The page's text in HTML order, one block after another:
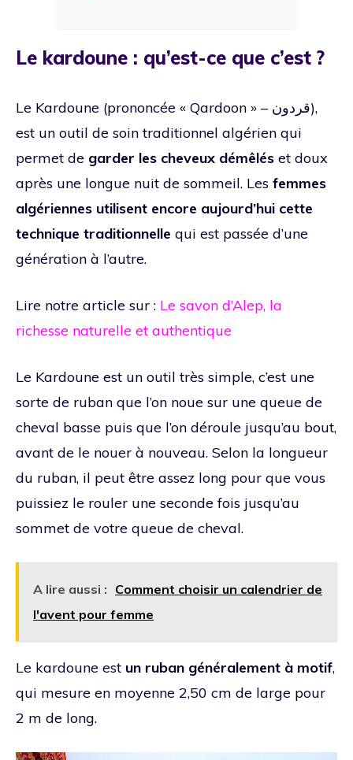
Le kardoune : qu’est-ce que c’est ?
Le Kardoune (prononcée « Qardoon » – قردون),
est un outil de soin traditionnel algérien qui
permet de garder les cheveux démêlés et doux
après une longue nuit de sommeil. Les femmes
algériennes utilisent encore aujourd’hui cette
technique traditionnelle qui est passée d’une
génération à l’autre.
Lire notre article sur : Le savon d’Alep, la
richesse naturelle et authentique
Le Kardoune est un outil très simple, c’est une
sorte de ruban que l’on noue sur une queue de
cheval basse puis que l’on déroule jusqu’au bout,
avant de le nouer à nouveau. Selon la longueur
du ruban, il peut être assez long pour que vous
puissiez le rouler une seconde fois jusqu’au
sommet de votre queue de cheval.
A lire aussi : Comment choisir un calendrier de
l'avent pour femme
Le kardoune est un ruban généralement à motif,
qui mesure en moyenne 2,50 cm de large pour
2 m de long.